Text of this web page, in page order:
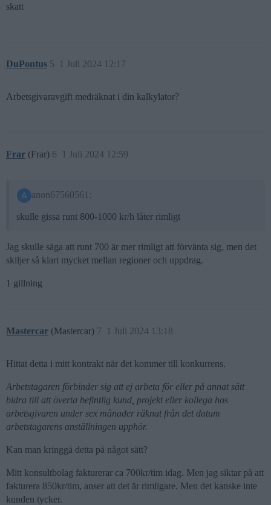
skatt
DuPontus 1 Juli 2024 12:17
5
Arbetsgivaravgift medräknat i din kalkylator?
Frar (Frar) 1 Juli 2024 12:59
6
anon67560561:
skulle gissa runt 800-1000 kr/h låter rimligt
Jag skulle säga att runt 700 är mer rimligt att förvänta sig, men det
skiljer så klart mycket mellan regioner och uppdrag.
1 gillning
Mastercar (Mastercar) 1 Juli 2024 13:18
7
Hittat detta i mitt kontrakt när det kommer till konkurrens.
Arbetstagaren förbinder sig att ej arbeta för eller på annat sätt
bidra till att överta befintlig kund, projekt eller kollega hos
arbetsgivaren under sex månader räknat från det datum
arbetstagarens anställningen upphör.
Kan man kringgå detta på något sätt?
Mitt konsultbolag fakturerar ca 700kr/tim idag. Men jag siktar på att
fakturera 850kr/tim, anser att det är rimligare. Men det kanske inte
kunden tycker.